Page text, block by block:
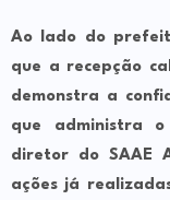
Ao lado do
que a recepção
demonstra a
que administra
diretor do SAAE
ações já